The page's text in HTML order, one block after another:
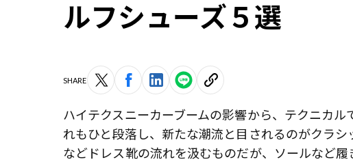
ルフシューズ５選
SHARE
ハイテクスニーカーブームの影響から、テクニカ
れもひと段落し、新たな潮流と目されるのがクラ
などドレス靴の流れを汲むものだが、ソールなど履